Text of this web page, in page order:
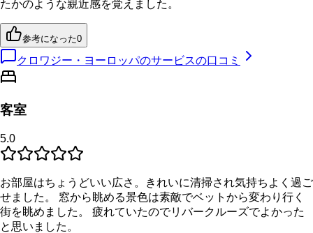
たかのような親近感を覚えました。
参考になった0
クロワジー・ヨーロッパのサービスの口コミ
客室
5.0
お部屋はちょうどいい広さ。きれいに清掃され気持ちよく過ご
せました。 窓から眺める景色は素敵でベットから変わり行く
街を眺めました。 疲れていたのでリバークルーズでよかった
と思いました。